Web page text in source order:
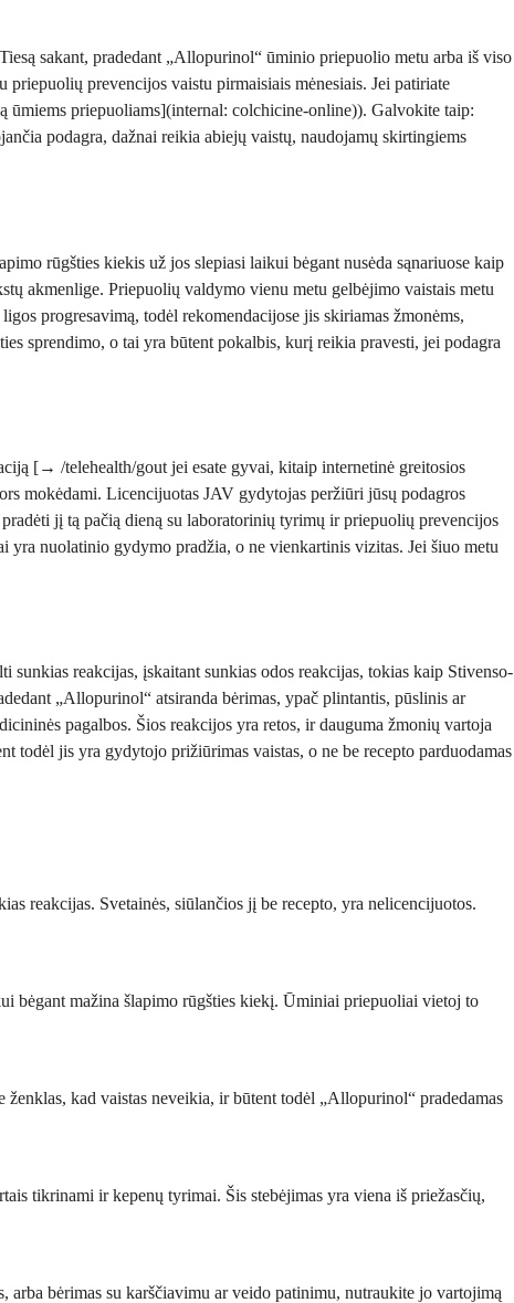
sakant, pradedant „Allopurinol“ ūminio priepuolio metu arba iš viso
prevencijos vaistu pirmaisiais mėnesiais. Jei patiriate
priepuoliams](internal: colchicine-online)). Galvokite taip:
podagra, dažnai reikia abiejų vaistų, naudojamų skirtingiems
rūgšties kiekis už jos slepiasi laikui bėgant nusėda sąnariuose kaip
akmenlige. Priepuolių valdymo vienu metu gelbėjimo vaistais metu
progresavimą, todėl rekomendacijose jis skiriamas žmonėms,
sprendimo, o tai yra būtent pokalbis, kurį reikia pravesti, jei podagra
[→ /telehealth/gout jei esate gyvai, kitaip internetinė greitosios
mokėdami. Licencijuotas JAV gydytojas peržiūri jūsų podagros
jį tą pačią dieną su laboratorinių tyrimų ir priepuolių prevencijos
yra nuolatinio gydymo pradžia, o ne vienkartinis vizitas. Jei šiuo metu
reakcijas, įskaitant sunkias odos reakcijas, tokias kaip Stivenso-
„Allopurinol“ atsiranda bėrimas, ypač plintantis, pūslinis ar
pagalbos. Šios reakcijos yra retos, ir dauguma žmonių vartoja
todėl jis yra gydytojo prižiūrimas vaistas, o ne be recepto parduodamas
reakcijas. Svetainės, siūlančios jį be recepto, yra nelicencijuotos.
bėgant mažina šlapimo rūgšties kiekį. Ūminiai priepuoliai vietoj to
kad vaistas neveikia, ir būtent todėl „Allopurinol“ pradedamas
tikrinami ir kepenų tyrimai. Šis stebėjimas yra viena iš priežasčių,
bėrimas su karščiavimu ar veido patinimu, nutraukite jo vartojimą